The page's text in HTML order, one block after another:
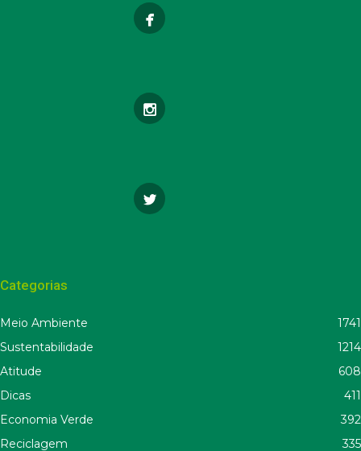
Categorias
Meio Ambiente
1741
Sustentabilidade
1214
Atitude
608
Dicas
411
Economia Verde
392
Reciclagem
335